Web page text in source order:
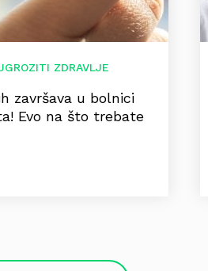
ZDRAVLJE
završava u bolnici
Evo na što trebate